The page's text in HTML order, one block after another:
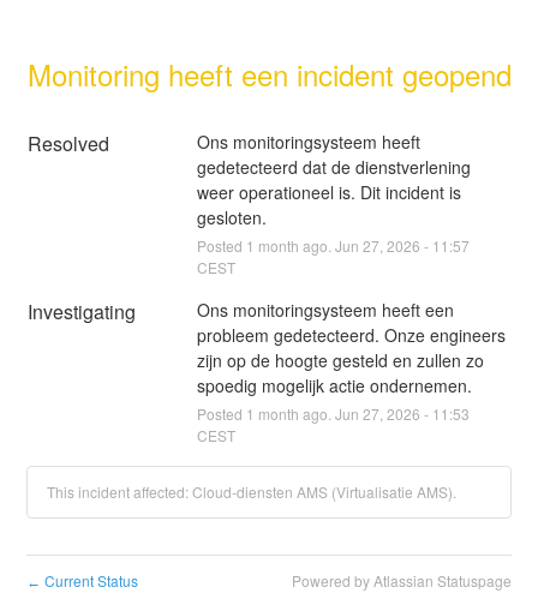
Monitoring heeft een incident geopend
Resolved
Ons monitoringsysteem heeft
gedetecteerd dat de dienstverlening
weer operationeel is. Dit incident is
gesloten.
Posted 1 month ago. Jun 27 2026 - 11:57
CEST
Investigating
Ons monitoringsysteem heeft een
probleem gedetecteerd. Onze engineers
zijn op de hoogte gesteld en zullen zo
spoedig mogelijk actie ondernemen.
Posted 1 month ago. Jun 27 2026 - 11:53
CEST
This incident affected: Cloud-diensten AMS (Virtualisatie AMS).
← Current Status Powered by Atlassian Statuspage